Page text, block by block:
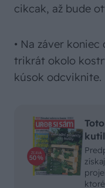
cikcak, až bude
• Na záver
trikrát okolo
kúsok odcviknite.